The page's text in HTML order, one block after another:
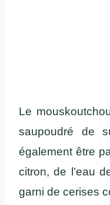
Le
saupoudré de
également être
citron, de l’eau
garni de cerises